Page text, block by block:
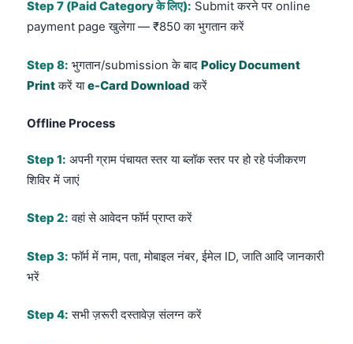
Step 7 (Paid Category के लिए): Submit करने पर online
payment page खुलेगा — ₹850 का भुगतान करें
Step 8: भुगतान/submission के बाद Policy Document
Printकरें याe-Card Download करें
Offline Process
Step 1: अपनी ग्राम पंचायत स्तर या ब्लॉक स्तर पर हो रहे पंजीकरण
शिविर में जाएं
Step 2: वहां से आवेदन फॉर्म प्राप्त करें
Step 3: फॉर्म में नाम, पता, मोबाइल नंबर, ईमेल ID, जाति आदि जानकारी
भरें
Step 4: सभी ज़रूरी दस्तावेज़ संलग्न करें